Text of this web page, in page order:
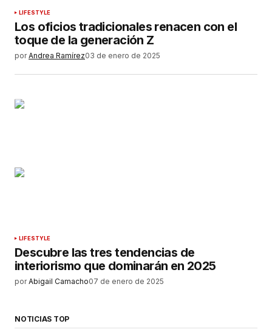
LIFESTYLE
Los oficios tradicionales renacen con el
toque de la generación Z
por Andrea Ramírez03 de enero de 2025
LIFESTYLE
Descubre las tres tendencias de
interiorismo que dominarán en 2025
por Abigail Camacho07 de enero de 2025
NOTICIAS TOP